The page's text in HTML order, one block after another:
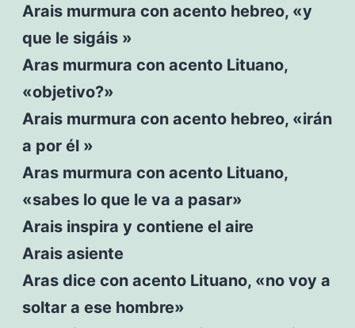
Arais murmura con acento hebreo, «y
que le sigáis »
Aras murmura con acento Lituano,
«objetivo?»
Arais murmura con acento hebreo, «irán
a por él »
Aras murmura con acento Lituano,
«sabes lo que le va a pasar»
Arais inspira y contiene el aire
Arais asiente
Aras dice con acento Lituano, «no voy a
soltar a ese hombre»